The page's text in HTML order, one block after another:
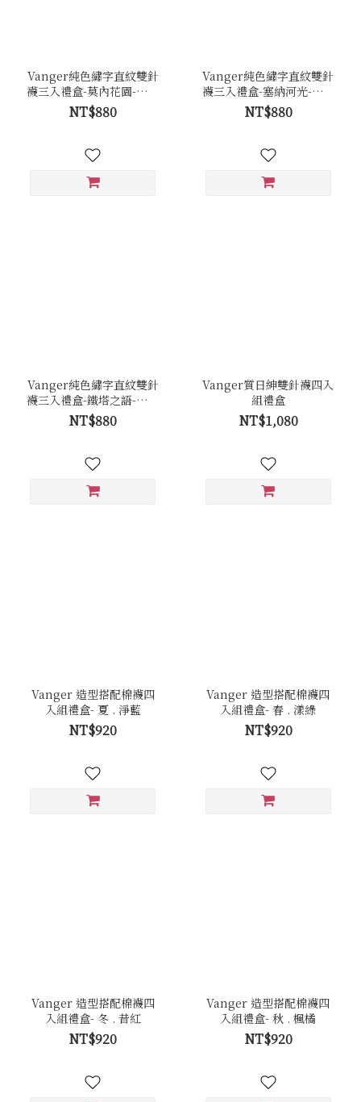
Vanger純色繡字直紋雙針
襪三入禮盒-莫內花園-雨後
深泥
NT$880
Vanger純色繡字直紋雙針
襪三入禮盒-塞納河光-暖燦
沐色
NT$880
Vanger純色繡字直紋雙針
襪三入禮盒-鐵塔之語-白晝
黑夜
NT$880
Vanger質日紳雙針襪四入
組禮盒
NT$1,080
Vanger 造型搭配棉襪四
入組禮盒- 夏 . 淨藍
NT$920
Vanger 造型搭配棉襪四
入組禮盒- 春 . 漾綠
NT$920
Vanger 造型搭配棉襪四
入組禮盒- 冬 . 昔紅
NT$920
Vanger 造型搭配棉襪四
入組禮盒- 秋 . 楓橘
NT$920